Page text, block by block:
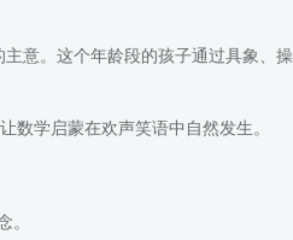
意。这个年龄段的孩子通过具象
数学启蒙在欢声笑语中自然发生。
。